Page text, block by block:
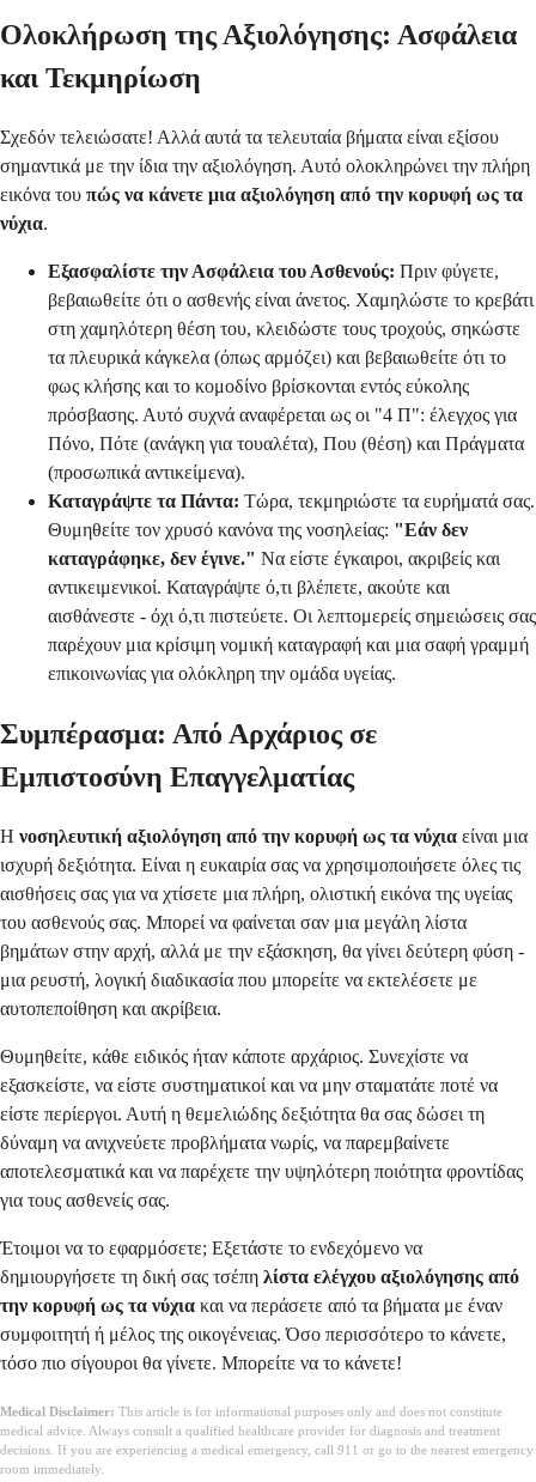
Ολοκλήρωση της Αξιολόγησης: Ασφάλεια
και Τεκμηρίωση
Σχεδόν τελειώσατε! Αλλά αυτά τα τελευταία βήματα είναι εξίσου
σημαντικά με την ίδια την αξιολόγηση. Αυτό ολοκληρώνει την πλήρη
εικόνα του πώς να κάνετε μια αξιολόγηση από την κορυφή ως τα
νύχια.
Εξασφαλίστε την Ασφάλεια του Ασθενούς: Πριν φύγετε,
βεβαιωθείτε ότι ο ασθενής είναι άνετος. Χαμηλώστε το κρεβάτι
στη χαμηλότερη θέση του, κλειδώστε τους τροχούς, σηκώστε
τα πλευρικά κάγκελα (όπως αρμόζει) και βεβαιωθείτε ότι το
φως κλήσης και το κομοδίνο βρίσκονται εντός εύκολης
πρόσβασης. Αυτό συχνά αναφέρεται ως οι "4 Π": έλεγχος για
Πόνο, Πότε (ανάγκη για τουαλέτα), Που (θέση) και Πράγματα
(προσωπικά αντικείμενα).
Καταγράψτε τα Πάντα: Τώρα, τεκμηριώστε τα ευρήματά σας.
Θυμηθείτε τον χρυσό κανόνα της νοσηλείας: "Εάν δεν
καταγράφηκε, δεν έγινε." Να είστε έγκαιροι, ακριβείς και
αντικειμενικοί. Καταγράψτε ό,τι βλέπετε, ακούτε και
αισθάνεστε - όχι ό,τι πιστεύετε. Οι λεπτομερείς σημειώσεις σας
παρέχουν μια κρίσιμη νομική καταγραφή και μια σαφή γραμμή
επικοινωνίας για ολόκληρη την ομάδα υγείας.
Συμπέρασμα: Από Αρχάριος σε
Εμπιστοσύνη Επαγγελματίας
Η νοσηλευτική αξιολόγηση από την κορυφή ως τα νύχια είναι μια
ισχυρή δεξιότητα. Είναι η ευκαιρία σας να χρησιμοποιήσετε όλες τις
αισθήσεις σας για να χτίσετε μια πλήρη, ολιστική εικόνα της υγείας
του ασθενούς σας. Μπορεί να φαίνεται σαν μια μεγάλη λίστα
βημάτων στην αρχή, αλλά με την εξάσκηση, θα γίνει δεύτερη φύση -
μια ρευστή, λογική διαδικασία που μπορείτε να εκτελέσετε με
αυτοπεποίθηση και ακρίβεια.
Θυμηθείτε, κάθε ειδικός ήταν κάποτε αρχάριος. Συνεχίστε να
εξασκείστε, να είστε συστηματικοί και να μην σταματάτε ποτέ να
είστε περίεργοι. Αυτή η θεμελιώδης δεξιότητα θα σας δώσει τη
δύναμη να ανιχνεύετε προβλήματα νωρίς, να παρεμβαίνετε
αποτελεσματικά και να παρέχετε την υψηλότερη ποιότητα φροντίδας
για τους ασθενείς σας.
Έτοιμοι να το εφαρμόσετε; Εξετάστε το ενδεχόμενο να
δημιουργήσετε τη δική σας τσέπη λίστα ελέγχου αξιολόγησης από
την κορυφή ως τα νύχια και να περάσετε από τα βήματα με έναν
συμφοιτητή ή μέλος της οικογένειας. Όσο περισσότερο το κάνετε,
τόσο πιο σίγουροι θα γίνετε. Μπορείτε να το κάνετε!
Medical Disclaimer: This article is for informational purposes only and does not constitute
medical advice. Always consult a qualified healthcare provider for diagnosis and treatment
decisions. If you are experiencing a medical emergency, call 911 or go to the nearest emergency
room immediately.